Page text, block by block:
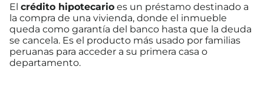
El crédito hipotecario es un préstamo destinado a
la compra de una vivienda, donde el inmueble
queda como garantía del banco hasta que la deuda
se cancela. Es el producto más usado por familias
peruanas para acceder a su primera casa o
departamento.